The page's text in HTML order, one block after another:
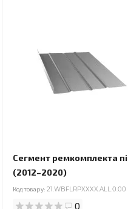
Сегмент ремкомплекта
(2012–2020)
Код товару: 21.WBFLRPXXXX.ALL.0.00
0